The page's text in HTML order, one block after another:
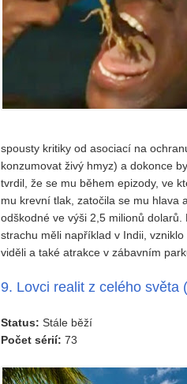
spousty kritiky od asociací na
konzumovat živý hmyz) a dokonce
tvrdil, že se mu během epizody, ve
mu krevní tlak, zatočila se mu hlava
odškodné ve výši 2,5 milionů
strachu měli například v Indii,
viděli a také atrakce v zábavním
9. Lovci realit z celého světa
Status: Stále běží
Počet sérií: 73